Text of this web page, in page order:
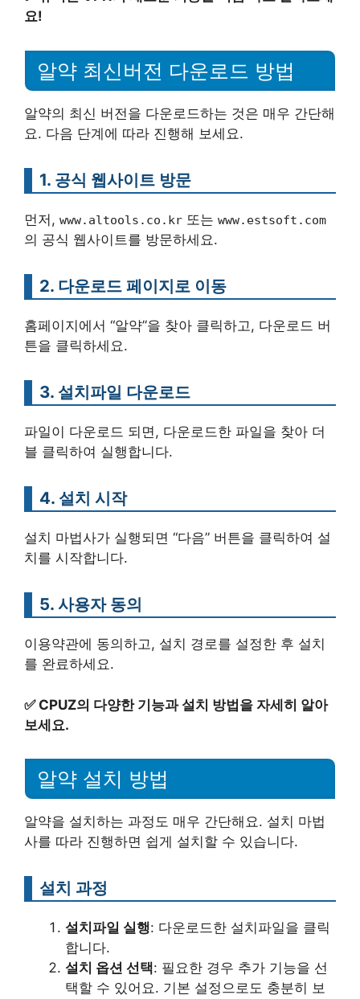
요!
알약 최신버전 다운로드 방법
알약의 최신 버전을 다운로드하는 것은 매우 간단해
요. 다음 단계에 따라 진행해 보세요.
1. 공식 웹사이트 방문
먼저, www.altools.co.kr 또는 www.estsoft.com
의 공식 웹사이트를 방문하세요.
2. 다운로드 페이지로 이동
홈페이지에서 “알약”을 찾아 클릭하고, 다운로드 버
튼을 클릭하세요.
3. 설치파일 다운로드
파일이 다운로드 되면, 다운로드한 파일을 찾아 더
블 클릭하여 실행합니다.
4. 설치 시작
설치 마법사가 실행되면 “다음” 버튼을 클릭하여 설
치를 시작합니다.
5. 사용자 동의
이용약관에 동의하고, 설치 경로를 설정한 후 설치
를 완료하세요.
✅ CPUZ의 다양한 기능과 설치 방법을 자세히 알아
보세요.
알약 설치 방법
알약을 설치하는 과정도 매우 간단해요. 설치 마법
사를 따라 진행하면 쉽게 설치할 수 있습니다.
설치 과정
설치파일 실행: 다운로드한 설치파일을 클릭
합니다.
설치 옵션 선택: 필요한 경우 추가 기능을 선
택할 수 있어요. 기본 설정으로도 충분히 보